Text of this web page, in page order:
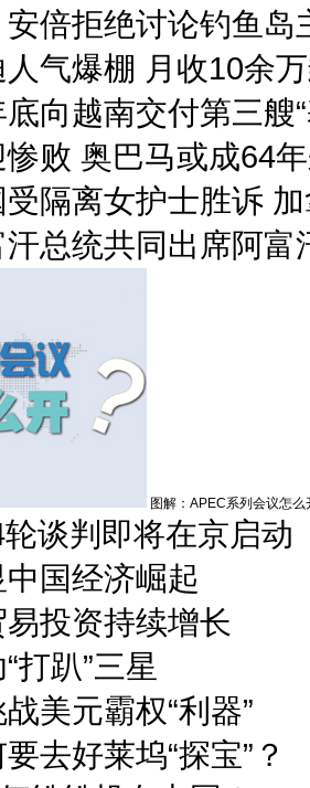
倍拒绝讨论钓鱼岛
气爆棚 月收10余
向越南交付第三艘
败 奥巴马或成64
隔离女护士胜诉
总统共同出席阿富
图解：APEC系列会议怎么
谈判即将在京启动
国经济崛起
投资持续增长
打趴”三星
美元霸权“利器”
去好莱坞“探宝”？